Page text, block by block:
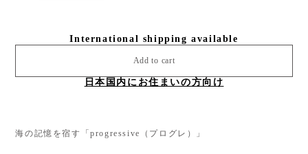
International shipping available
Add to cart
日本国内にお住まいの方向け
海の記憶を宿す「progressive（プログレ）」